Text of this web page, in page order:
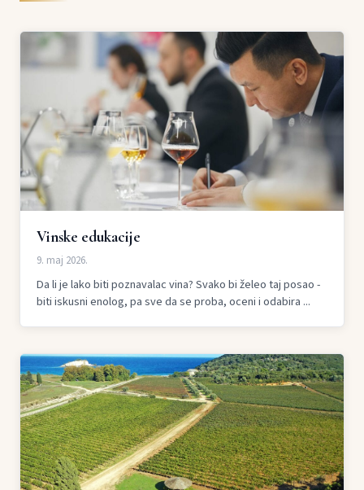
Vinske edukacije
9. maj 2026.
Da li je lako biti poznavalac vina? Svako bi želeo taj posao -
biti iskusni enolog, pa sve da se proba, oceni i odabira ...